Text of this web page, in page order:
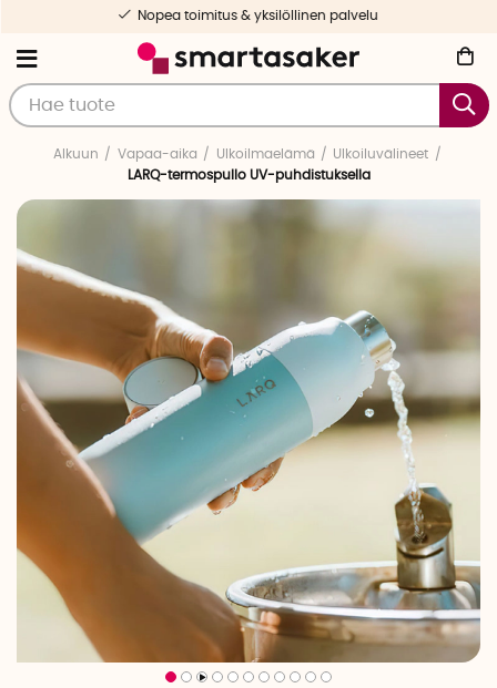
Nopea toimitus & yksilöllinen palvelu
Alkuun Vapaa-aika Ulkoilmaelämä
Ulkoiluvälineet
LARQ-termospullo UV-puhdistuksella